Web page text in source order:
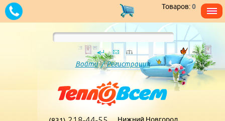
Товаров:0
Войти/Регистрация